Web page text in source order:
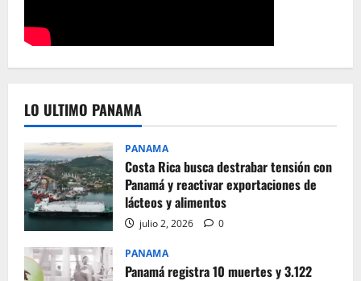
LO ULTIMO PANAMA
PANAMA
Costa Rica busca destrabar tensión con
Panamá y reactivar exportaciones de
lácteos y alimentos
julio 2, 2026 0
PANAMA
Panamá registra 10 muertes y 3.122